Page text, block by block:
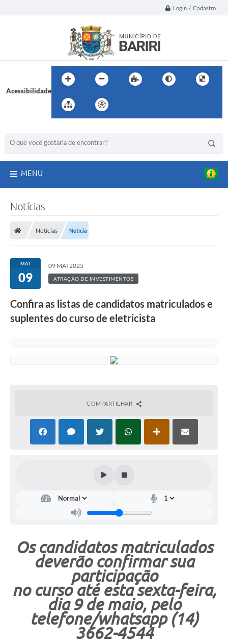
Login / Cadastro
Acessibilidade
MENU
Notícias
Notícias Notícia
MAI
09
09 MAI 2025
ATRAÇÃO DE INVESTIMENTOS
Confira as listas de candidatos matriculados e
suplentes do curso de eletricista
COMPARTILHAR
Os candidatos matriculados
deverão confirmar sua
participação
no curso até esta sexta-feira,
dia 9 de maio, pelo
telefone/whatsapp (14)
3662-4544